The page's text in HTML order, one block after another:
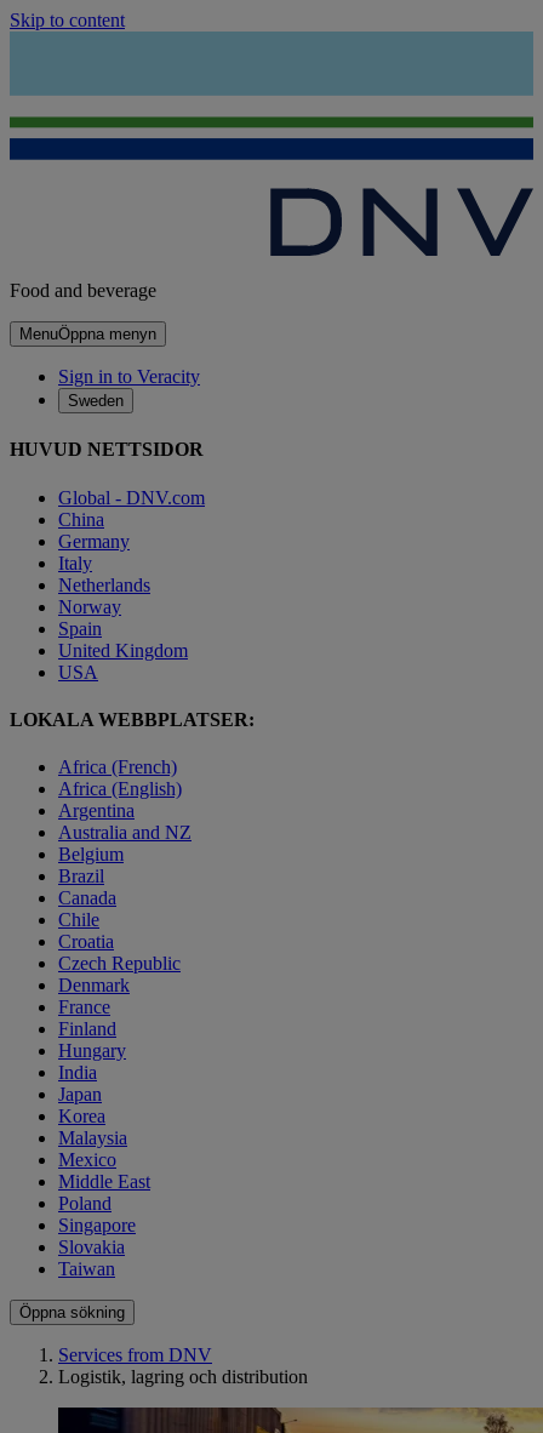
Skip to content
Food and beverage
MenuÖppna menyn
Sign in to Veracity
Sweden
HUVUD NETTSIDOR
Global - DNV.com
China
Germany
Italy
Netherlands
Norway
Spain
United Kingdom
USA
LOKALA WEBBPLATSER:
Africa (French)
Africa (English)
Argentina
Australia and NZ
Belgium
Brazil
Canada
Chile
Croatia
Czech Republic
Denmark
France
Finland
Hungary
India
Japan
Korea
Malaysia
Mexico
Middle East
Poland
Singapore
Slovakia
Taiwan
Öppna sökning
Services from DNV
Logistik, lagring och distribution